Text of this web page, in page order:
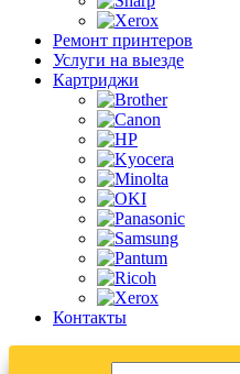
Ремонт принтеров
Услуги на выезде
Картриджи
Контакты